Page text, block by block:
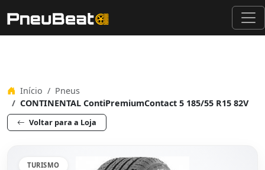
Início
Pneus
CONTINENTAL ContiPremiumContact 5 185/55 R15 82V
Voltar para a Loja
TURISMO